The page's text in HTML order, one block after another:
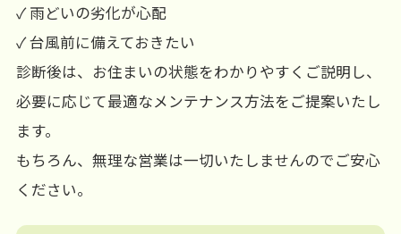
✓ 雨どいの劣化が心配
✓ 台風前に備えておきたい
診断後は、お住まいの状態をわかりやすくご説明し、
必要に応じて最適なメンテナンス方法をご提案いたし
ます。
もちろん、無理な営業は一切いたしませんのでご安心
ください。